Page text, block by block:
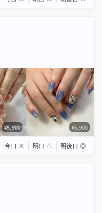
¥5,900 ¥5,900
今日 × 明日 △ 明後日 ◎